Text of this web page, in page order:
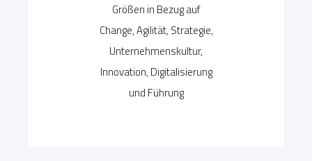
Größen in Bezug auf
Change, Agilität, Strategie,
Unternehmenskultur,
Innovation, Digitalisierung
und Führung